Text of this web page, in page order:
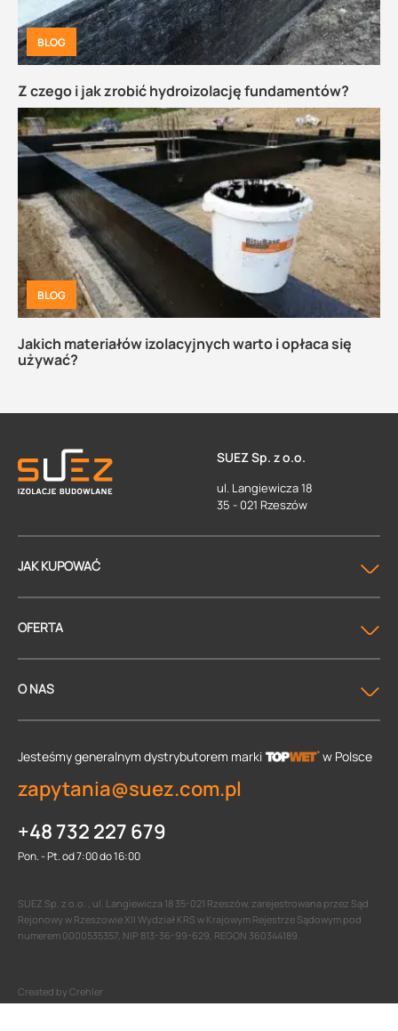
BLOG
Z czego i jak zrobić hydroizolację fundamentów?
BLOG
Jakich materiałów izolacyjnych warto i opłaca się
używać?
SUEZ Sp. z o.o.
ul. Langiewicza 18
35 - 021 Rzeszów
JAK KUPOWAĆ
OFERTA
O NAS
Jesteśmy generalnym dystrybutorem marki w Polsce
zapytania@suez.com.pl
+48 732 227 679
Pon. - Pt. od 7:00 do 16:00
SUEZ Sp. z o.o. , ul. Langiewicza 18 35-021 Rzeszów, zarejestrowana przez Sąd
Rejonowy w Rzeszowie XII Wydział KRS w Krajowym Rejestrze Sądowym pod
numerem 0000535357, NIP 813-36-99-629, REGON 360344189.
Created by Crehler